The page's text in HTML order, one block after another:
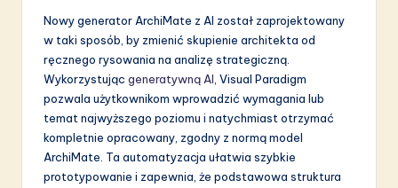
Nowy generator ArchiMate z AI został zaprojektowany
w taki sposób, by zmienić skupienie architekta od
ręcznego rysowania na analizę strategiczną.
Wykorzystując generatywną AI , Visual Paradigm
pozwala użytkownikom wprowadzić wymagania lub
temat najwyższego poziomu i natychmiast otrzymać
kompletnie opracowany, zgodny z normą model
ArchiMate. Ta automatyzacja ułatwia szybkie
prototypowanie i zapewnia, że podstawowa struktura